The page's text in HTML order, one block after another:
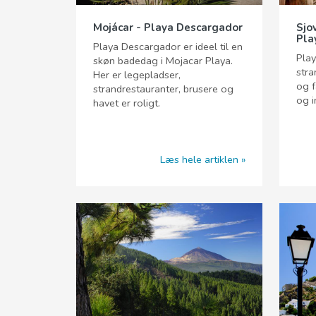
Mojácar - Playa Descargador
Playa Descargador er ideel til en
skøn badedag i Mojacar Playa.
Her er legepladser,
strandrestauranter, brusere og
havet er roligt.
og
og
Læs hele artiklen